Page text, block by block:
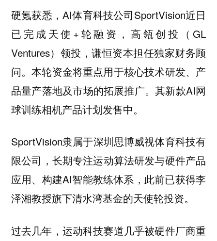
硬氪获悉，AI体育科技公司SportVision近日
已完成天使+轮融资，高瓴创投（GL
Ventures）领投，谦恒资本担任独家财务顾
问。本轮资金将重点用于核心技术研发、产
品量产落地及市场的拓展推广。其新款AI网
球训练相机产品计划发售中。
SportVision隶属于深圳思博威视体育科技有
限公司‌，长期专注运动算法研发与硬件产品
应用、构建AI智能教练体系，此前已获得李
泽湘教授旗下清水湾基金的天使轮投资。
过去几年，运动科技赛道几乎被硬件厂商重